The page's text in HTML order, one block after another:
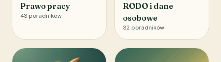
Prawo pracy
43 poradników
RODO i dane
osobowe
32 poradników